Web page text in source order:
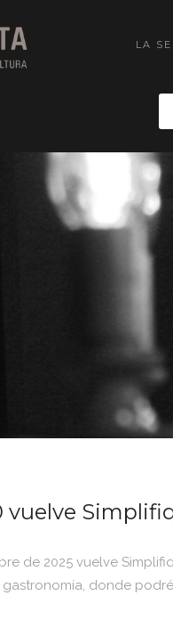
LA
vuelve
de 2025 vuelve
donde